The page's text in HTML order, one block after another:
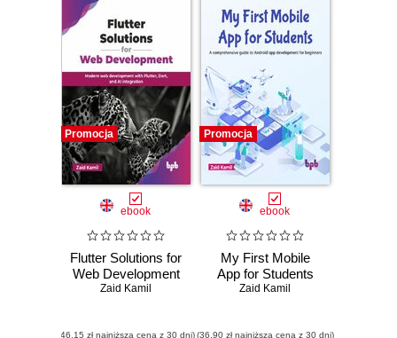
Promocja
ebook
Flutter Solutions for
Web Development
Zaid Kamil
(46,15 zł najniższa cena z 30 dni)
Promocja
ebook
My First Mobile
App for Students
Zaid Kamil
(36,90 zł najniższa cena z 30 dni)